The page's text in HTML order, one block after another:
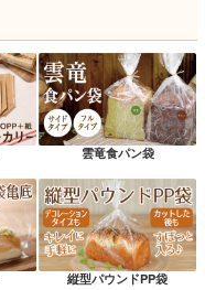
雲竜食パン袋
縦型パウンドPP袋